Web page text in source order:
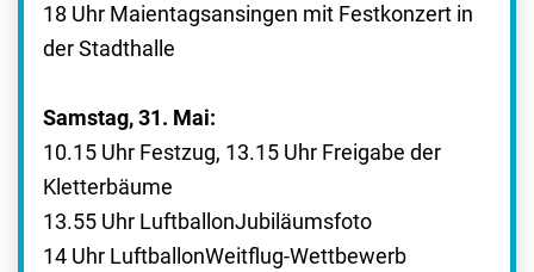
18 Uhr Maientagsansingen mit Festkonzert in
der Stadthalle
Samstag, 31. Mai:
10.15 Uhr Festzug, 13.15 Uhr Freigabe der
Kletterbäume
13.55 Uhr LuftballonJubiläumsfoto
14 Uhr LuftballonWeitflug-Wettbewerb